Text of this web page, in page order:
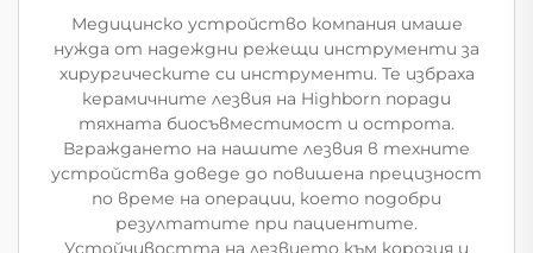
Медицинско устройство компания имаше
нужда от надеждни режещи инструменти за
хирургическите си инструменти. Те избраха
керамичните лезвия на Highborn поради
тяхната биосъвместимост и острота.
Вграждането на нашите лезвия в техните
устройства доведе до повишена прецизност
по време на операции, което подобри
резултатите при пациентите.
Устойчивостта на лезвието към корозия и